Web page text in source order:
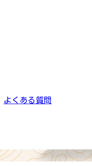
よくある質問